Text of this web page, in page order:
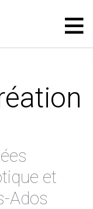
et
Ados